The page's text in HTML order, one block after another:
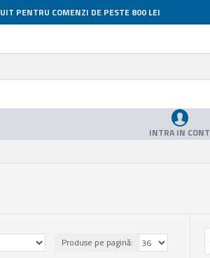
PENTRU COMENZI DE PESTE 800 LEI
INTRA IN CONT
Produse pe pagină: